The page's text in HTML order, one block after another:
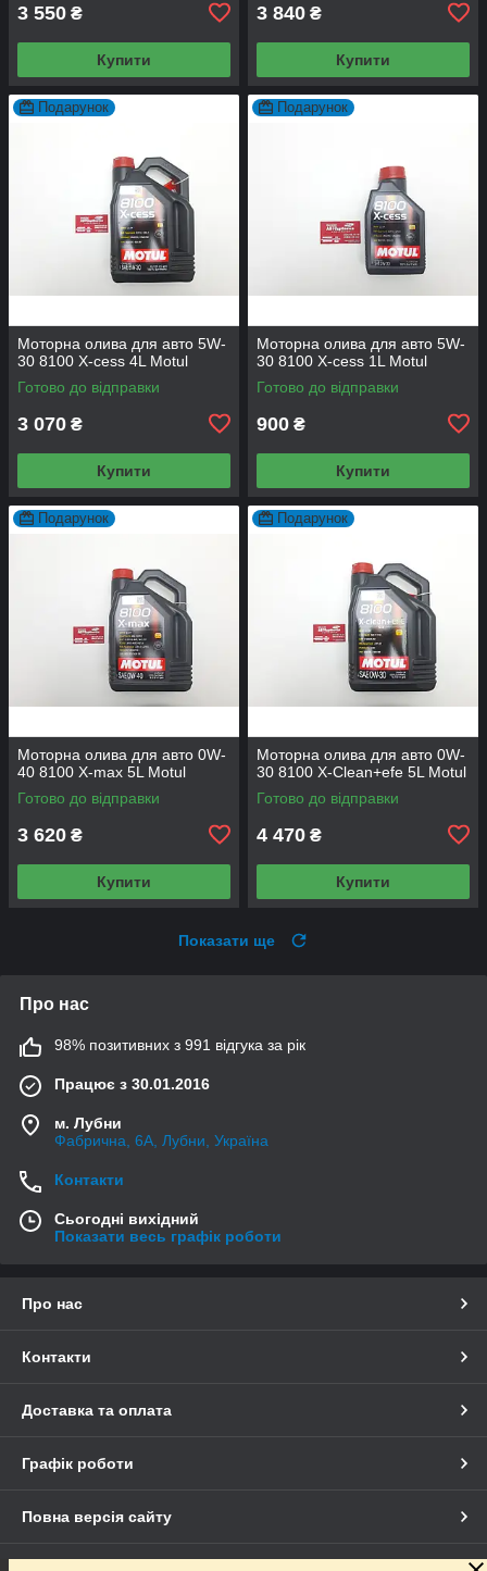
3 550 ₴
Купити
3 840 ₴
Купити
Подарунок
Моторна олива для авто 5W-
30 8100 X-cess 4L Motul
Готово до відправки
3 070 ₴
Купити
Подарунок
Моторна олива для авто 5W-
30 8100 X-cess 1L Motul
Готово до відправки
900 ₴
Купити
Подарунок
Моторна олива для авто 0W-
40 8100 X-max 5L Motul
Готово до відправки
3 620 ₴
Купити
Подарунок
Моторна олива для авто 0W-
30 8100 X-Сlean+efe 5L Motul
Готово до відправки
4 470 ₴
Купити
Показати ще
Про нас
98% позитивних з 991 відгука за рік
Працює з 30.01.2016
м. Лубни
Фабрична, 6А, Лубни, Україна
Контакти
Сьогодні вихідний
Показати весь графік роботи
Про нас
Контакти
Доставка та оплата
Графік роботи
Повна версія сайту